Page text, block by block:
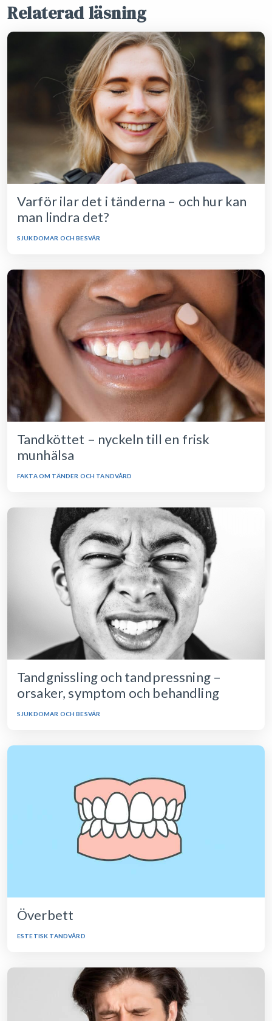
Relaterad läsning
Varför ilar det i tänderna – och hur kan
man lindra det?
SJUKDOMAR OCH BESVÄR
Tandköttet – nyckeln till en frisk
munhälsa
FAKTA OM TÄNDER OCH TANDVÅRD
Tandgnissling och tandpressning –
orsaker, symptom och behandling
SJUKDOMAR OCH BESVÄR
Överbett
ESTETISK TANDVÅRD